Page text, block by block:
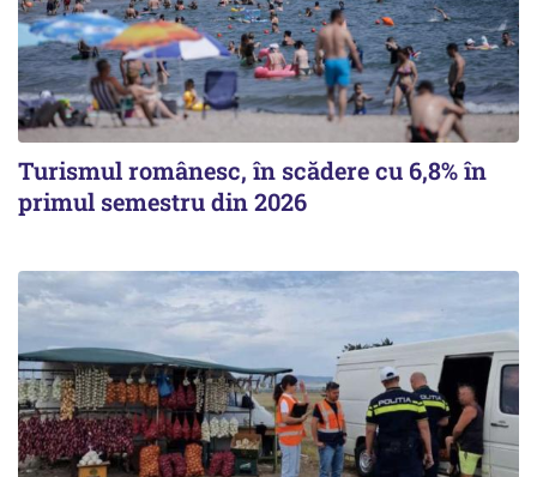
Turismul românesc, în scădere cu 6,8% în
primul semestru din 2026